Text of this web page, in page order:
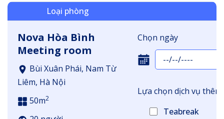
Loại phòng
Nova Hòa Bình
Meeting room
Bùi Xuân Phái, Nam Từ
Liêm, Hà Nội
50m2
Chọn ngày
Lựa chọn dịch vụ thêm
Teabreak